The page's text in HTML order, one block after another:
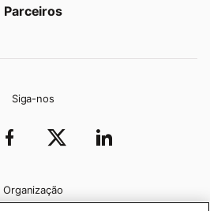
Parceiros
Siga-nos
Organização